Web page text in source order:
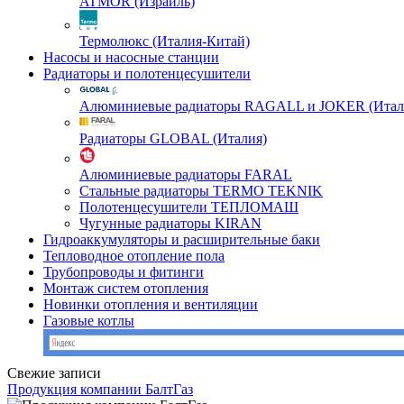
Термолюкс (Италия-Китай)
Насосы и насосные станции
Радиаторы и полотенцесушители
Алюминиевые радиаторы RAGALL и JOKER
Радиаторы GLOBAL (Италия)
Алюминиевые радиаторы FARAL
Стальные радиаторы TERMO TEKNIK
Полотенцесушители ТЕПЛОМАШ
Чугунные радиаторы KIRAN
Гидроаккумуляторы и расширительные баки
Тепловодное отопление пола
Трубопроводы и фитинги
Монтаж систем отопления
Новинки отопления и вентиляции
Газовые котлы
Свежие записи
Продукция компании БалтГаз